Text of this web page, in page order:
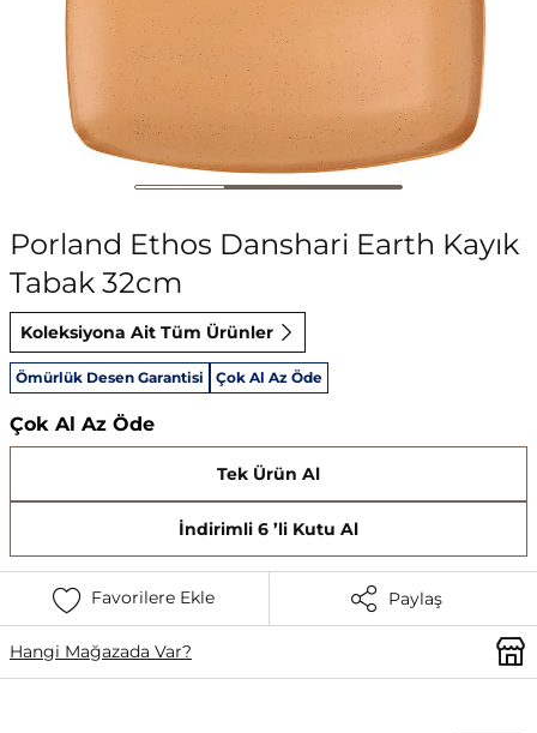
Porland Ethos Danshari Earth Kayık
Tabak 32cm
Koleksiyona Ait Tüm Ürünler
Ömürlük Desen Garantisi Çok Al Az Öde
Çok Al Az Öde
Tek Ürün Al
İndirimli 6 ’li Kutu Al
Favorilere Ekle Paylaş
Hangi Mağazada Var?